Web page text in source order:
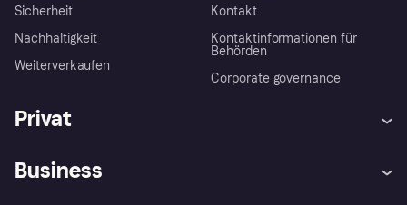
Sicherheit
Nachhaltigkeit
Weiterverkaufen
Kontakt
Kontaktinformationen für
Behörden
Corporate governance
Privat
Business